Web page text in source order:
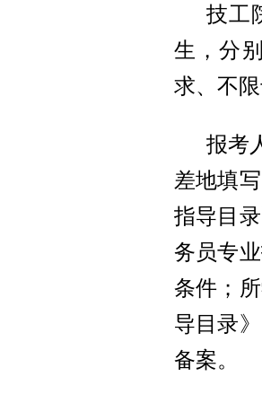
技工
生，分
求、不
报考
差地填
指导目
务员专
条件；
导目录
备案。